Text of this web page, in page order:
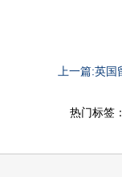
上一篇:英国
热门标签